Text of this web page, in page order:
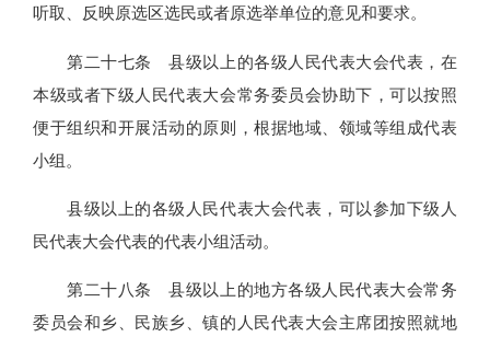
听取、反映原选区选民或者原选举单位的意见和要求。
第二十七条 县级以上的各级人民代表大会代表，在
本级或者下级人民代表大会常务委员会协助下，可以按照
便于组织和开展活动的原则，根据地域、领域等组成代表
小组。
县级以上的各级人民代表大会代表，可以参加下级人
民代表大会代表的代表小组活动。
第二十八条 县级以上的地方各级人民代表大会常务
委员会和乡、民族乡、镇的人民代表大会主席团按照就地